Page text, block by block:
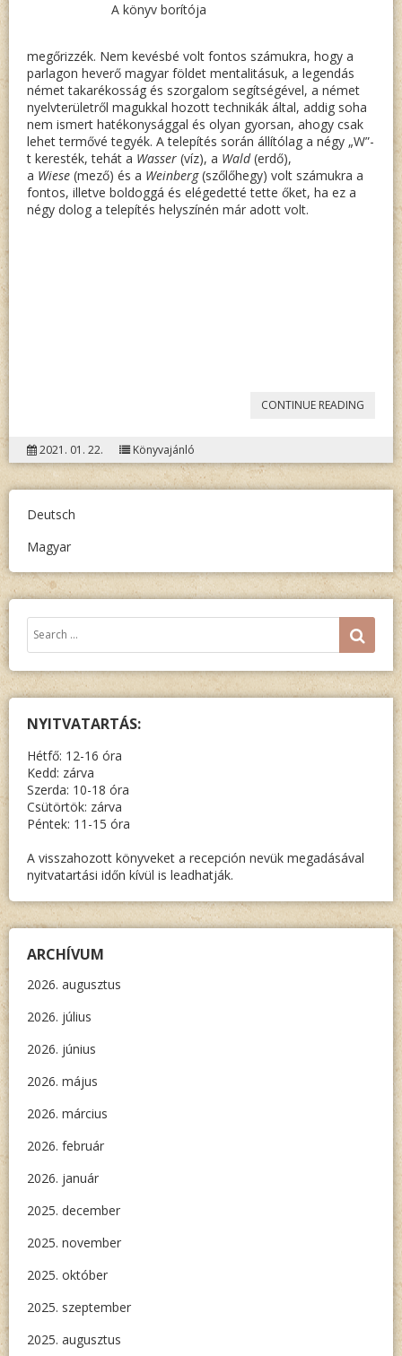
A könyv borítója
megőrizzék. Nem kevésbé volt fontos számukra, hogy a
parlagon heverő magyar földet mentalitásuk, a legendás
német takarékosság és szorgalom segítségével, a német
nyelvterületről magukkal hozott technikák által, addig soha
nem ismert hatékonysággal és olyan gyorsan, ahogy csak
lehet termővé tegyék. A telepítés során állítólag a négy „W”-
t keresték, tehát a Wasser (víz), a Wald(erdő),
a Wiese (mező) és a Weinberg(szőlőhegy) volt számukra a
fontos, illetve boldoggá és elégedetté tette őket, ha ez a
négy dolog a telepítés helyszínén már adott volt.
CONTINUE READING
A
SZERZŐ
2021. 01. 22. Könyvajánló
Deutsch
Magyar
Keresés:
NYITVATARTÁS:
Hétfő: 12-16 óra
Kedd: zárva
Szerda: 10-18 óra
Csütörtök: zárva
Péntek: 11-15 óra
A visszahozott könyveket a recepción nevük megadásával
nyitvatartási időn kívül is leadhatják.
ARCHÍVUM
2026. augusztus
2026. július
2026. június
2026. május
2026. március
2026. február
2026. január
2025. december
2025. november
2025. október
2025. szeptember
2025. augusztus